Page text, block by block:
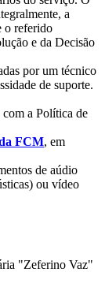
a
o referido
e da Decisão
por um técnico
de suporte.
com a Política de
FCM, em
de aúdio
ou vídeo
"Zeferino Vaz"